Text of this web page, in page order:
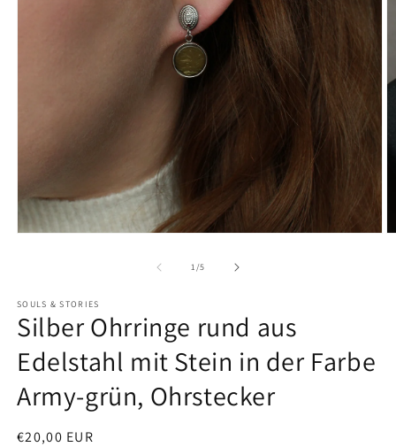
1/von
5
SOULS & STORIES
Silber Ohrringe rund aus
Edelstahl mit Stein in der Farbe
Army-grün, Ohrstecker
Normaler
€20,00 EUR